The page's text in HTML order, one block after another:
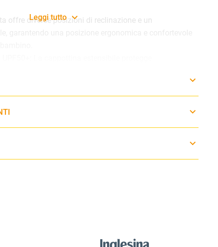
offre diverse posizioni di reclinazione e un
Lo schienale in mesh favorisce la circolazione
calde; l’inserto aggiuntivo può essere utilizzato nei
, rendendo
bambino.
Leggi tutto